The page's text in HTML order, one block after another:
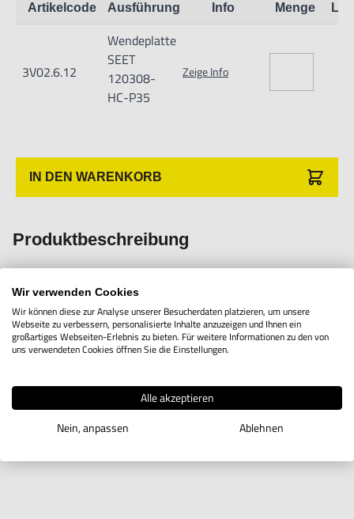
Nur für technisch versierte und mit dem Produkt vertraute
Anwender sowie Handwerker geeignet.
Nur für den vorhergesehenen Verwendungszweck geeignet.
Unsachgemäße Verwendung kann zu Schäden und
Hogetex/Kometex B.V., Gesinkkampstraat 1,7051 HR
Varsseveld/ Netherlands, email: Info@hogetex.com
Artikelcode Ausführung Info Menge
3V02.6.12
Wendeplatte
SEET
120308-
HC-P35
Zeige Info
IN DEN WARENKORB
Produktbeschreibung
Wendeplatte aus CVD-beschichtetem Hartmetall P25 für die
Bearbeitung von Stahl für die oben abgebildeten Flachfräser,
Typ SEET120308-HC-P35.
Wir verwenden Cookies
Wir können diese zur Analyse unserer Besucherdaten platzieren, um unsere
Webseite zu verbessern, personalisierte Inhalte anzuzeigen und Ihnen ein
großartiges Webseiten-Erlebnis zu bieten. Für weitere Informationen zu den von
uns verwendeten Cookies öffnen Sie die Einstellungen.
Alle akzeptieren
Nein, anpassen
Ablehnen